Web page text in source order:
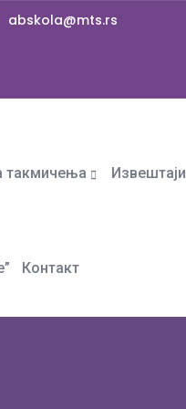
abskola@mts.rs
такмичења Извештаји
Контакт